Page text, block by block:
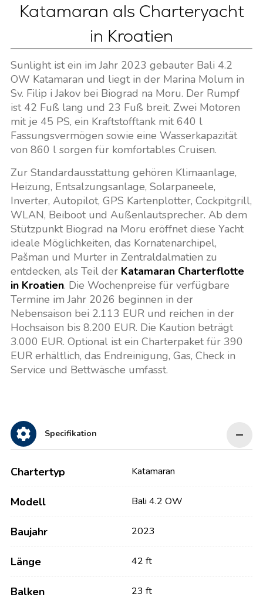
Katamaran als Charteryacht
in Kroatien
Sunlight ist ein im Jahr 2023 gebauter Bali 4.2
OW Katamaran und liegt in der Marina Molum in
Sv. Filip i Jakov bei Biograd na Moru. Der Rumpf
ist 42 Fuß lang und 23 Fuß breit. Zwei Motoren
mit je 45 PS, ein Kraftstofftank mit 640 l
Fassungsvermögen sowie eine Wasserkapazität
von 860 l sorgen für komfortables Cruisen.
Zur Standardausstattung gehören Klimaanlage,
Heizung, Entsalzungsanlage, Solarpaneele,
Inverter, Autopilot, GPS Kartenplotter, Cockpitgrill,
WLAN, Beiboot und Außenlautsprecher. Ab dem
Stützpunkt Biograd na Moru eröffnet diese Yacht
ideale Möglichkeiten, das Kornatenarchipel,
Pašman und Murter in Zentraldalmatien zu
entdecken, als Teil der Katamaran Charterflotte
in Kroatien. Die Wochenpreise für verfügbare
Termine im Jahr 2026 beginnen in der
Nebensaison bei 2.113 EUR und reichen in der
Hochsaison bis 8.200 EUR. Die Kaution beträgt
3.000 EUR. Optional ist ein Charterpaket für 390
EUR erhältlich, das Endreinigung, Gas, Check in
Service und Bettwäsche umfasst.
Specifikation
Chartertyp Katamaran
Modell Bali 4.2 OW
Baujahr 2023
Länge 42 ft
Balken 23 ft